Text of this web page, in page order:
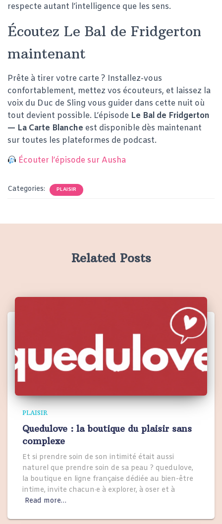
respecte autant l’intelligence que les sens.
Écoutez Le Bal de Fridgerton
maintenant
Prête à tirer votre carte ? Installez-vous
confortablement, mettez vos écouteurs, et laissez la
voix du Duc de Sling vous guider dans cette nuit où
tout devient possible. L’épisode Le Bal de Fridgerton
— La Carte Blanche est disponible dès maintenant
sur toutes les plateformes de podcast.
Écouter l’épisode sur Ausha
Categories: PLAISIR
Related Posts
PLAISIR
Quedulove : la boutique du plaisir sans
complexe
Et si prendre soin de son intimité était aussi
naturel que prendre soin de sa peau ? quedulove,
la boutique en ligne française dédiée au bien-être
intime, invite chacun·e à explorer, à oser et à
Read more…